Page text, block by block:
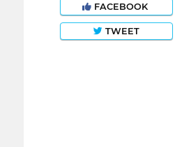
FACEBOOK
TWEET